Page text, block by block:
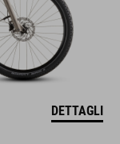
DETTAGLI